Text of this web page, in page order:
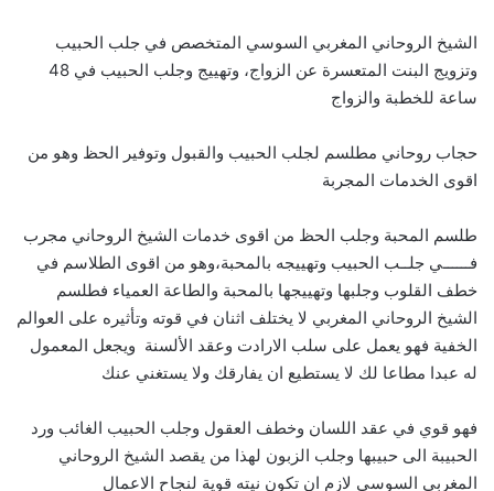
الشيخ الروحاني المغربي السوسي المتخصص في جلب الحبيب
وتزويج البنت المتعسرة عن الزواج، وتهييج وجلب الحبيب في 48
ساعة للخطبة والزواج
حجاب روحاني مطلسم لجلب الحبيب والقبول وتوفير الحظ وهو من
اقوى الخدمات المجربة
طلسم المحبة وجلب الحظ من اقوى خدمات الشيخ الروحاني مجرب
فــــــي جلــب الحبيب وتهييجه بالمحبة،وهو من اقوى الطلاسم في
خطف القلوب وجلبها وتهييجها بالمحبة والطاعة العمياء فطلسم
الشيخ الروحاني المغربي لا يختلف اثنان في قوته وتأثيره على العوالم
الخفية فهو يعمل على سلب الارادت وعقد الألسنة ويجعل المعمول
له عبدا مطاعا لك لا يستطيع ان يفارقك ولا يستغني عنك
فهو قوي في عقد اللسان وخطف العقول وجلب الحبيب الغائب ورد
الحبيبة الى حبيبها وجلب الزبون لهذا من يقصد الشيخ الروحاني
المغربي السوسي لازم ان تكون نيته قوية لنجاح الاعمال